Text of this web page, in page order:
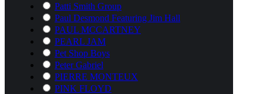
Patti Smith Group
Paul Desmond Featuring Jim Hall
PAUL MCCARTNEY
PEARL JAM
Pet Shop Boys
Peter Gabriel
PIERRE MONTEUX
PINK FLOYD